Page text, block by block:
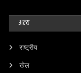
अन्य
राष्ट्रीय
खेल